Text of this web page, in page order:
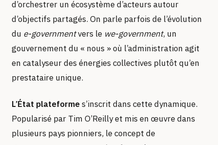
d’orchestrer un écosystème d’acteurs autour
d’objectifs partagés. On parle parfois de l’évolution
du e-governmentvers le we-government, un
gouvernement du « nous » où l’administration agit
en catalyseur des énergies collectives plutôt qu’en
prestataire unique.
L’État plateformes’inscrit dans cette dynamique.
Popularisé par Tim O’Reilly et mis en œuvre dans
plusieurs pays pionniers, le concept de